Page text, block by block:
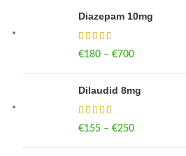
Diazepam 10mg
€180 – €700
Dilaudid 8mg
€155 – €250